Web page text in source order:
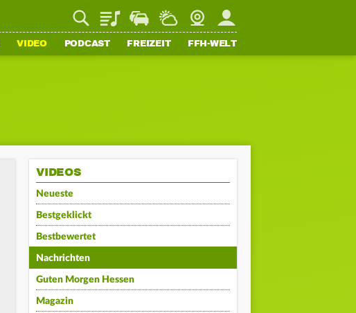
PlaylistStaupilotWetterWebcamMein FFH
VIDEO PODCAST FREIZEIT FFH-WELT
VIDEOS
Neueste
Bestgeklickt
Bestbewertet
Nachrichten
Guten Morgen Hessen
Magazin